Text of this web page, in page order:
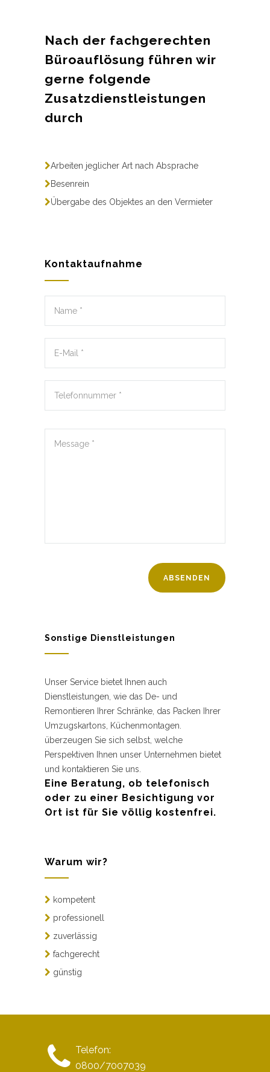
Nach der fachgerechten
Büroauflösung führen wir
gerne folgende
Zusatzdienstleistungen
durch
Arbeiten jeglicher Art nach Absprache
Besenrein
Übergabe des Objektes an den Vermieter
Kontaktaufnahme
Sonstige Dienstleistungen
Unser Service bietet Ihnen auch
Dienstleistungen, wie das De- und
Remontieren Ihrer Schränke, das Packen Ihrer
Umzugskartons, Küchenmontagen.
überzeugen Sie sich selbst, welche
Perspektiven Ihnen unser Unternehmen bietet
und kontaktieren Sie uns.
Eine Beratung, ob telefonisch
oder zu einer Besichtigung vor
Ort ist für Sie völlig kostenfrei.
Warum wir?
kompetent
professionell
zuverlässig
fachgerecht
günstig
Telefon:
0800/7007039